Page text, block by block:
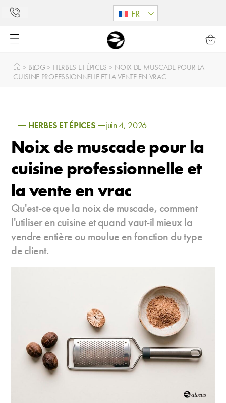
FR
> BLOG> HERBES ET ÉPICES > NOIX DE MUSCADE POUR LA
CUISINE PROFESSIONNELLE ET LA VENTE EN VRAC
HERBES ET ÉPICES juin 4, 2026
Noix de muscade pour la
cuisine professionnelle et
la vente en vrac
Qu'est-ce que la noix de muscade, comment
l'utiliser en cuisine et quand vaut-il mieux la
vendre entière ou moulue en fonction du type
de client.